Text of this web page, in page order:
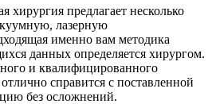
хирургия предлагает несколько
лазерную
именно вам методика
данных определяется хирургом.
и квалифицированного
справится с поставленной
без осложнений.